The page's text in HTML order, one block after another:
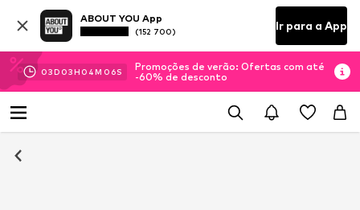
ABOUT YOU App
(152 700) Ir para a App
03D 03H 04M 06S
Promoções de verão: Ofertas com até
-60% de desconto